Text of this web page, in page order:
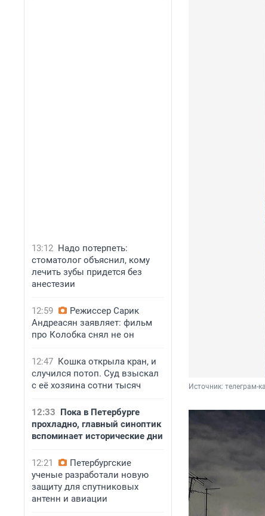
13:12 Надо потерпеть:
стоматолог объяснил, кому
лечить зубы придется без
анестезии
12:59
Режиссер Сарик
Андреасян заявляет: фильм
про Колобка снял не он
12:47 Кошка открыла кран, и
случился потоп. Суд взыскал
с её хозяина сотни тысяч
12:33 Пока в Петербурге
прохладно, главный синоптик
вспоминает исторические дни
12:21
Петербургские
ученые разработали новую
защиту для спутниковых
антенн и авиации
Источник: телеграм-